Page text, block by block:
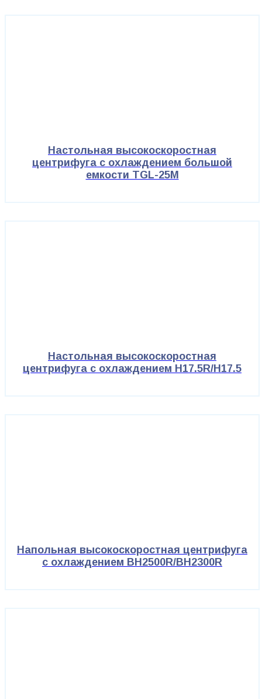
Настольная высокоскоростная
центрифуга с охлаждением большой
емкости TGL-25M
Настольная высокоскоростная
центрифуга с охлаждением H17.5R/H17.5
Напольная высокоскоростная центрифуга
с охлаждением BH2500R/BH2300R